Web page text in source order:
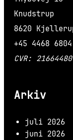
Knudstrup
8620
+45 4468 6804
CVR: 21664480
Arkiv
juli 2026
juni 2026